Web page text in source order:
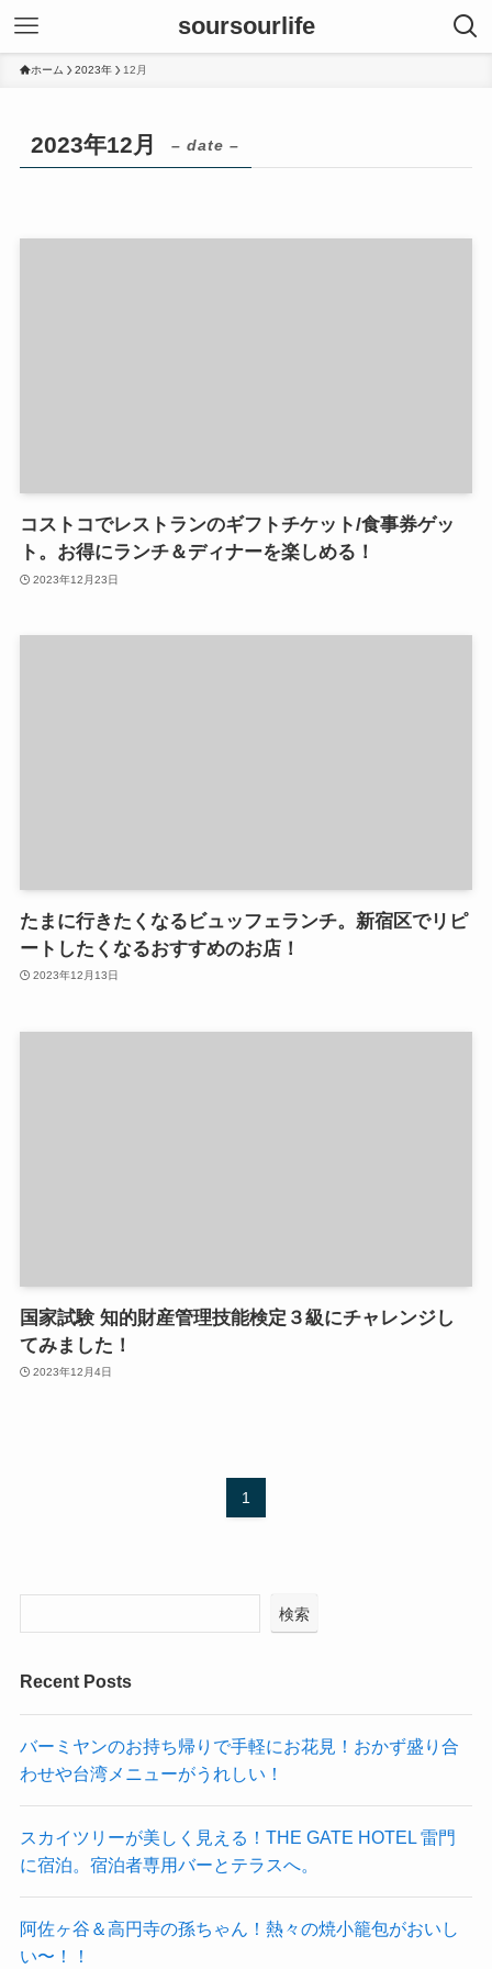
soursourlife
ホーム 2023年 12月
2023年12月 – date –
コストコでレストランのギフトチケット/食事券ゲッ
ト。お得にランチ＆ディナーを楽しめる！
2023年12月23日
たまに行きたくなるビュッフェランチ。新宿区でリピ
ートしたくなるおすすめのお店！
2023年12月13日
国家試験 知的財産管理技能検定３級にチャレンジし
てみました！
2023年12月4日
1
検索
Recent Posts
バーミヤンのお持ち帰りで手軽にお花見！おかず盛り合
わせや台湾メニューがうれしい！
スカイツリーが美しく見える！THE GATE HOTEL 雷門
に宿泊。宿泊者専用バーとテラスへ。
阿佐ヶ谷＆高円寺の孫ちゃん！熱々の焼小籠包がおいし
い〜！！